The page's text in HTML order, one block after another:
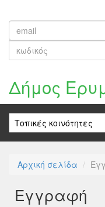
Δήμος
Αρχική σελίδα
Εγγραφή